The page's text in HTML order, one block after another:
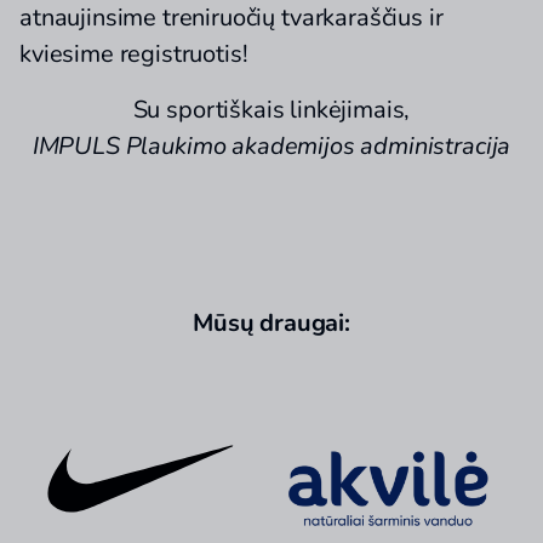
atnaujinsime treniruočių tvarkaraščius ir
kviesime registruotis!
Su sportiškais linkėjimais,
IMPULS Plaukimo akademijos administracija
Mūsų draugai: